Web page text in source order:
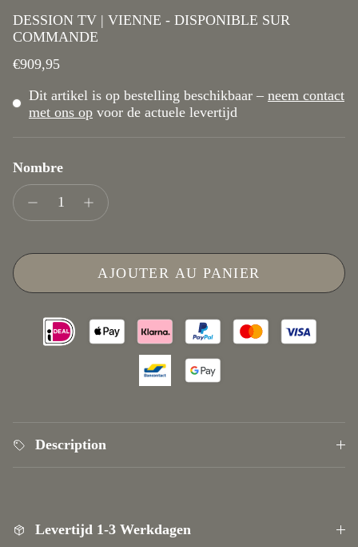
DESSION TV | VIENNE - DISPONIBLE SUR
COMMANDE
Prix habituel
€909,95
Dit artikel is op bestelling beschikbaar – neem contact
met ons op voor de actuele levertijd
Nombre
AJOUTER AU PANIER
Description
Levertijd 1-3 Werkdagen